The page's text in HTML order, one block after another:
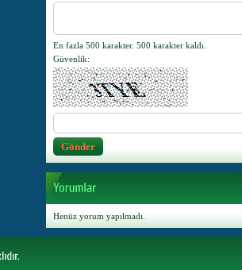
En fazla 500 karakter. 500 karakter kaldı.
Güvenlik:
Henüz yorum yapılmadı.